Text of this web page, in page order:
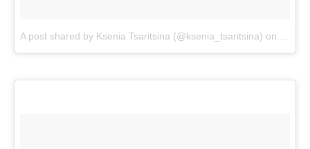
A post shared by Ksenia Tsaritsina (@ksenia_tsaritsina) on Aug